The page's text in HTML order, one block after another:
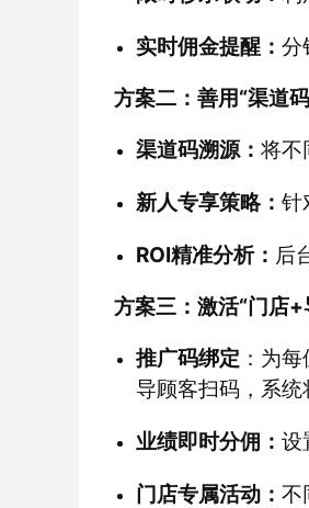
实时佣金提醒： 分
方案二：善用“渠道
渠道码溯源： 将不
新人专享策略： 针
ROI精准分析： 后
方案三：激活“门店
推广码绑定 ：为
导顾客扫码，系统
业绩即时分佣： 设
门店专属活动： 不